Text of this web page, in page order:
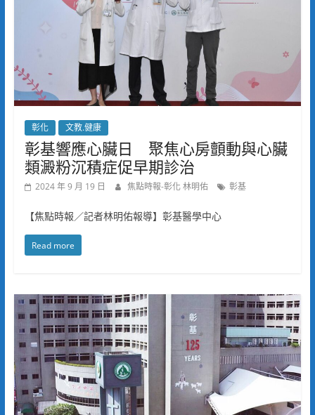
彰化 文教.健康
彰基響應心臟日 聚焦心房顫動與心臟
類澱粉沉積症促早期診治
2024 年 9 月 19 日 焦點時報-彰化 林明佑 彰基
【焦點時報／記者林明佑報導】彰基醫學中心
Read more